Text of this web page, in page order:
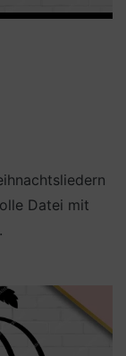
Datei mit